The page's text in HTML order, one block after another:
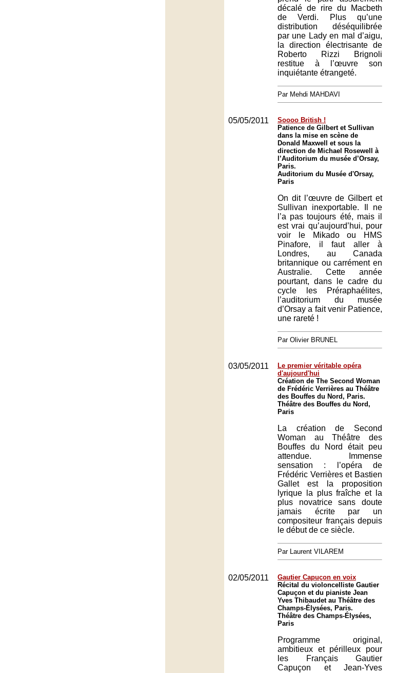
décalé de rire du Macbeth
de Verdi. Plus qu’une
distribution déséquilibrée
par une Lady en mal d’aigu,
la direction électrisante de
Roberto Rizzi Brignoli
restitue à l’œuvre son
inquiétante étrangeté.
Par Mehdi MAHDAVI
05/05/2011
Soooo British !
Patience de Gilbert et Sullivan
dans la mise en scène de
Donald Maxwell et sous la
direction de Michael Rosewell à
l’Auditorium du musée d’Orsay,
Paris.
Auditorium du Musée d'Orsay,
Paris
On dit l’œuvre de Gilbert et
Sullivan inexportable. Il ne
l’a pas toujours été, mais il
est vrai qu’aujourd’hui, pour
voir le Mikado ou HMS
Pinafore, il faut aller à
Londres, au Canada
britannique ou carrément en
Australie. Cette année
pourtant, dans le cadre du
cycle les Préraphaélites,
l’auditorium du musée
d’Orsay a fait venir Patience,
une rareté !
Par Olivier BRUNEL
03/05/2011
Le premier véritable opéra
d'aujourd'hui
Création de The Second Woman
de Frédéric Verrières au Théâtre
des Bouffes du Nord, Paris.
Théâtre des Bouffes du Nord,
Paris
La création de Second
Woman au Théâtre des
Bouffes du Nord était peu
attendue. Immense
sensation : l’opéra de
Frédéric Verrières et Bastien
Gallet est la proposition
lyrique la plus fraîche et la
plus novatrice sans doute
jamais écrite par un
compositeur français depuis
le début de ce siècle.
Par Laurent VILAREM
02/05/2011
Gautier Capuçon en voix
Récital du violoncelliste Gautier
Capuçon et du pianiste Jean
Yves Thibaudet au Théâtre des
Champs-Élysées, Paris.
Théâtre des Champs-Élysées,
Paris
Programme original,
ambitieux et périlleux pour
les Français Gautier
Capuçon et Jean-Yves